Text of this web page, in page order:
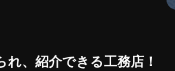
、紹介できる工務店！